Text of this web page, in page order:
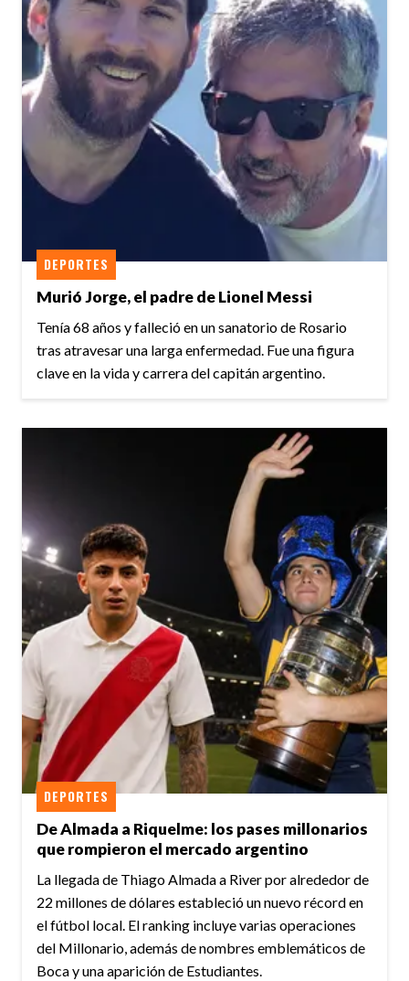
Murió Jorge, el padre de Lionel Messi
DEPORTES
Tenía 68 años y falleció en un sanatorio de Rosario
tras atravesar una larga enfermedad. Fue una figura
clave en la vida y carrera del capitán argentino.
De Almada a Riquelme: los pases millonarios
que rompieron el mercado argentino
DEPORTES
La llegada de Thiago Almada a River por alrededor de
22 millones de dólares estableció un nuevo récord en
el fútbol local. El ranking incluye varias operaciones
del Millonario, además de nombres emblemáticos de
Boca y una aparición de Estudiantes.